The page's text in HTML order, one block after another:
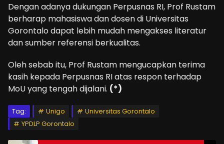
Dengan adanya dukungan Perpusnas RI, Prof Rustam
berharap mahasiswa dan dosen di Universitas
Gorontalo dapat lebih mudah mengakses literatur
dan sumber referensi berkualitas.
Oleh sebab itu, Prof Rustam mengucapkan terima
kasih kepada Perpusnas RI atas respon terhadap
MoU yang tengah dijalani. (*)
Tag: Unigo
Universitas Gorontalo
YPDLP Gorontalo